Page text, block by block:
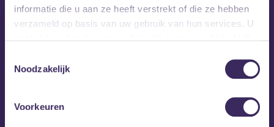
informatie die u aan ze heeft verstrekt of die ze hebben
verzameld op basis van uw gebruik van hun services. U
Noodzakelijk
Voorkeuren